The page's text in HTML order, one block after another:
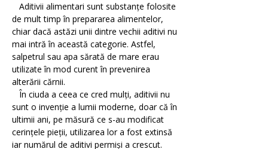
Compozitii de parfumare
Arome alimentare
Aditivii alimentari sunt substanțe folosite
de mult timp în prepararea alimentelor,
chiar dacă astăzi unii dintre vechii aditivi nu
mai intră în această categorie. Astfel,
salpetrul sau apa sărată de mare erau
utilizate în mod curent în prevenirea
alterării cărnii.
În ciuda a ceea ce cred mulți, aditivii nu
sunt o invenție a lumii moderne, doar că în
ultimii ani, pe măsură ce s-au modificat
cerințele pieții, utilizarea lor a fost extinsă
iar numărul de aditivi permiși a crescut.